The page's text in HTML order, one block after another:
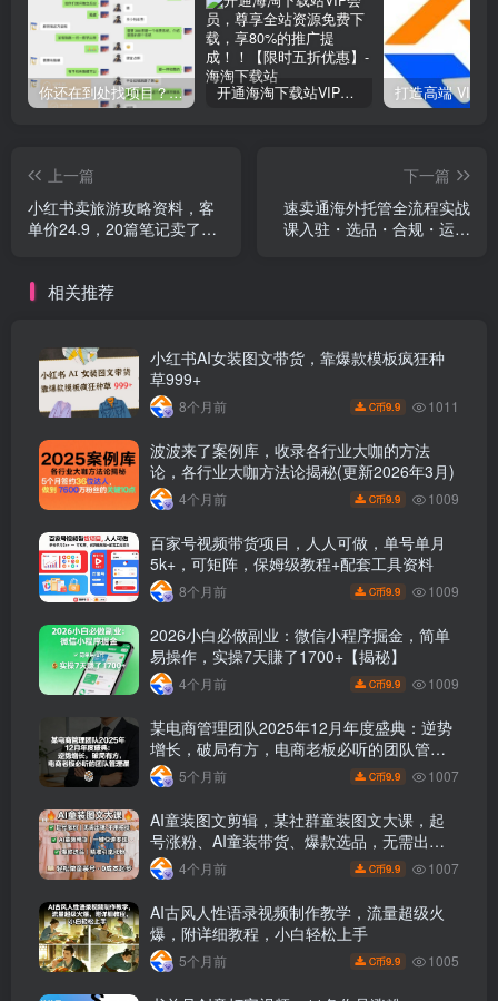
你还在到处找项目？还在当韭菜？我靠网创资源站一个月收入5万+，曾经我也是个失败者。 开通海淘下载站VIP会员，尊享全站资源免费下载，享80%的推广提成！！【限时五折优惠】
上一篇
小红书卖旅游攻略资料，客
单价24.9，20篇笔记卖了
下一篇
速卖通海外托管全流程实战
课入驻・选品・合规・运营
相关推荐
小红书AI女装图文带货，靠爆款模板疯狂种
草999+
8个月前 C币9.9 1011
波波来了案例库，收录各行业大咖的方法
论，各行业大咖方法论揭秘(更新2026年3月)
4个月前 C币9.9 1009
百家号视频带货项目，人人可做，单号单月
5k+，可矩阵，保姆级教程+配套工具资料
8个月前 C币9.9 1009
2026小白必做副业：微信小程序掘金，简单
易操作，实操7天賺了1700+【揭秘】
4个月前 C币9.9 1009
某电商管理团队2025年12月年度盛典：逆势
增长，破局有方，电商老板必听的团队管理
课
5个月前 C币9.9 1007
AI童装图文剪辑，某社群童装图文大课，起
号涨粉、AI童装带货、爆款选品，无需出镜
和拍摄4个月前 C币9.9 1007
AI古风人性语录视频制作教学，流量超级火
爆，附详细教程，小白轻松上手
5个月前 C币9.9 1005